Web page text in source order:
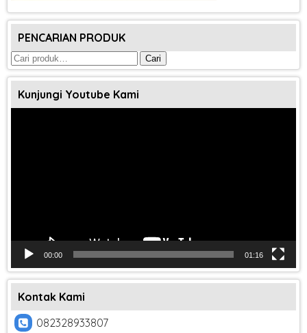
PENCARIAN PRODUK
Pencarian
untuk:
Cari
Kunjungi Youtube Kami
00:00 01:16
Kontak Kami
082328933807